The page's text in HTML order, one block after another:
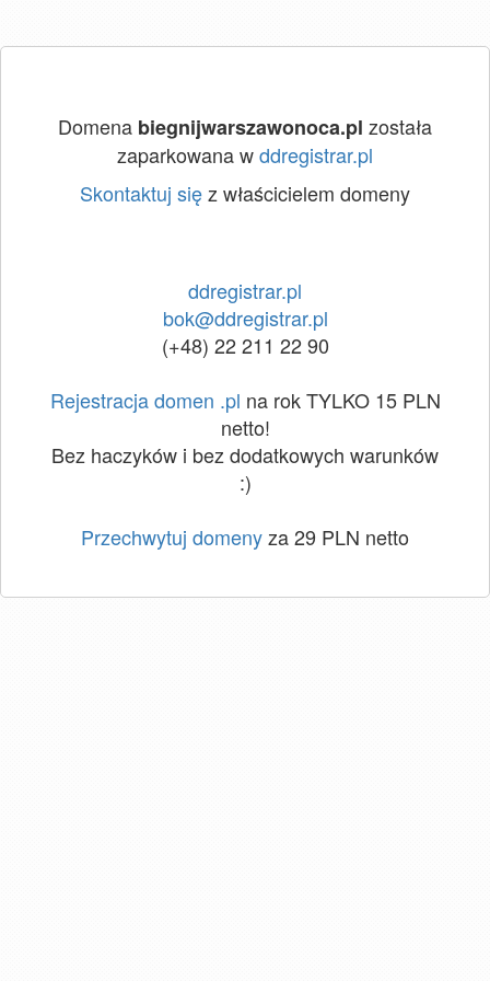
Domena biegnijwarszawonoca.pl została
zaparkowana wddregistrar.pl
Skontaktuj sięz właścicielem domeny
ddregistrar.pl
bok@ddregistrar.pl
(+48) 22 211 22 90
Rejestracja domen .pl na rok TYLKO 15 PLN
netto!
Bez haczyków i bez dodatkowych warunków
:)
Przechwytuj domenyza 29 PLN netto